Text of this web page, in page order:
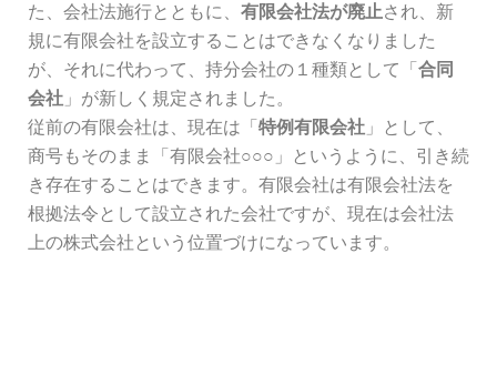
た、会社法施行とともに、 有限会社法が廃止され、新
規に有限会社を設立することはできなくなりました
が、それに代わって、持分会社の１種類として「合同
会社 」が新しく規定されました。
従前の有限会社は、現在は「特例有限会社 」として、
商号もそのまま「有限会社○○○」というように、引き続
き存在することはできます。有限会社は有限会社法を
根拠法令として設立された会社ですが、現在は会社法
上の株式会社という位置づけになっています。